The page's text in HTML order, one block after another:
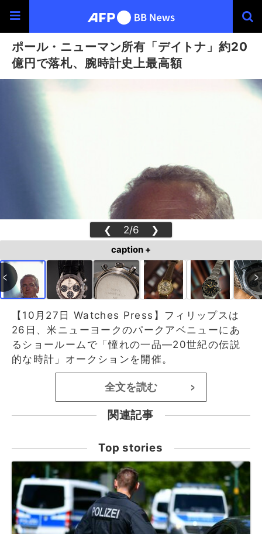
ポール・ニューマン所有「デイトナ」約20
億円で落札、腕時計史上最高額
❮ 2/6 ❯
caption +
【10月27日 Watches Press】フィリップスは
26日、米ニューヨークのパークアベニューにあ
るショールームで「憧れの一品—20世紀の伝説
的な時計」オークションを開催。
全文を読む >
関連記事
Top stories